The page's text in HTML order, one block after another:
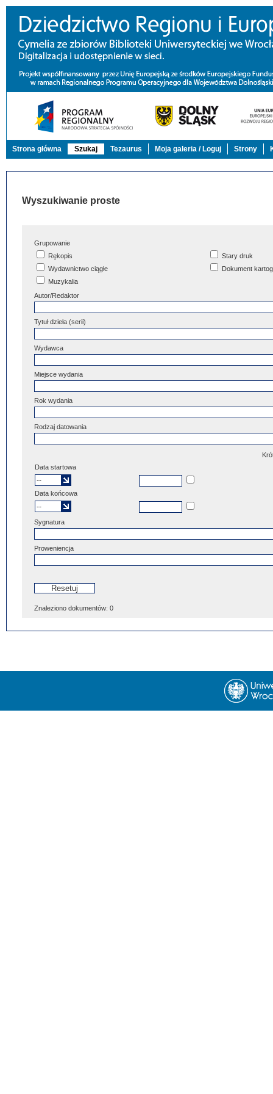
Strona główna Szukaj Tezaurus Moja galeria / Loguj Strony
Wyszukiwanie proste
Grupowanie
Rękopis
Stary druk
Wydawnictwo ciągłe
Dokument
Muzykalia
Autor/Redaktor
Tytuł dzieła (serii)
Wydawca
Miejsce wydania
Rok wydania
Rodzaj datowania
Data startowa
Data końcowa
Sygnatura
Proweniencja
Znaleziono dokumentów: 0